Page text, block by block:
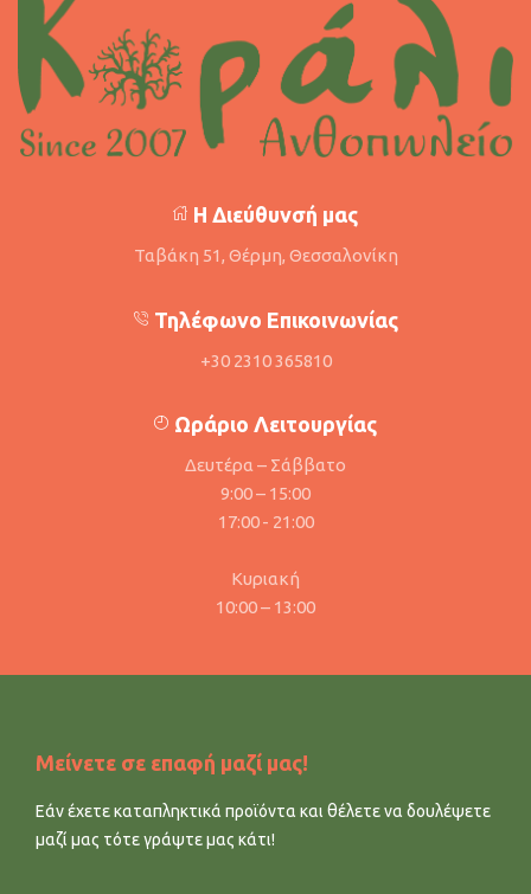
Η Διεύθυνσή μας
Ταβάκη 51, Θέρμη, Θεσσαλονίκη
Τηλέφωνο Επικοινωνίας
+30 2310 365810
Ωράριο Λειτουργίας
Δευτέρα – Σάββατο
9:00 – 15:00
17:00 - 21:00
Κυριακή
10:00 – 13:00
Μείνετε σε επαφή μαζί μας!
Εάν έχετε καταπληκτικά προϊόντα και θέλετε να δουλέψετε
μαζί μας τότε γράψτε μας κάτι!